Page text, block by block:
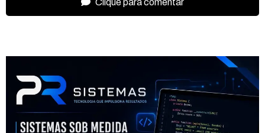
Clique para comentar